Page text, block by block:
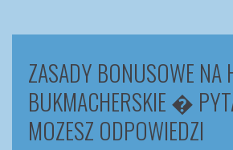
ZASADY BONUSOWE NA
BUKMACHERSKIE �
MOZESZ ODPOWIEDZI